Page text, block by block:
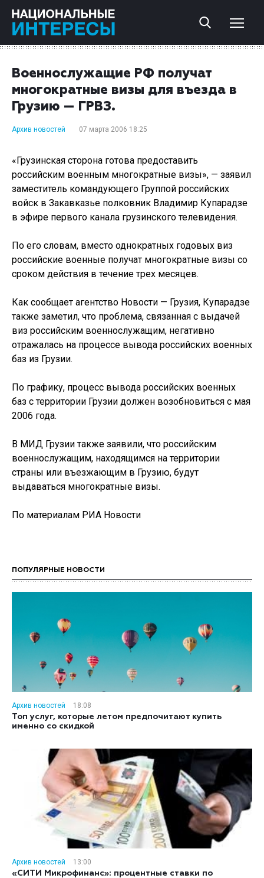
Военнослужащие РФ получат
многократные визы для въезда в
Грузию — ГРВЗ.
Архив новостей 07 марта 2006 18:25
«Грузинская сторона готова предоставить
российским военным многократные визы», — заявил
заместитель командующего Группой российских
войск в Закавказье полковник Владимир Купарадзе
в эфире первого канала грузинского телевидения.
По его словам, вместо однократных годовых виз
российские военные получат многократные визы со
сроком действия в течение трех месяцев.
Как сообщает агентство Новости — Грузия, Купарадзе
также заметил, что проблема, связанная с выдачей
виз российским военнослужащим, негативно
отражалась на процессе вывода российских военных
баз из Грузии.
По графику, процесс вывода российских военных
баз с территории Грузии должен возобновиться с мая
2006 года.
В МИД Грузии также заявили, что российским
военнослужащим, находящимся на территории
страны или въезжающим в Грузию, будут
выдаваться многократные визы.
По материалам РИА Новости
ПОПУЛЯРНЫЕ НОВОСТИ
Архив новостей
18:08
Топ услуг, которые летом предпочитают купить
именно со скидкой
Архив новостей
13:00
«СИТИ Микрофинанс»: процентные ставки по